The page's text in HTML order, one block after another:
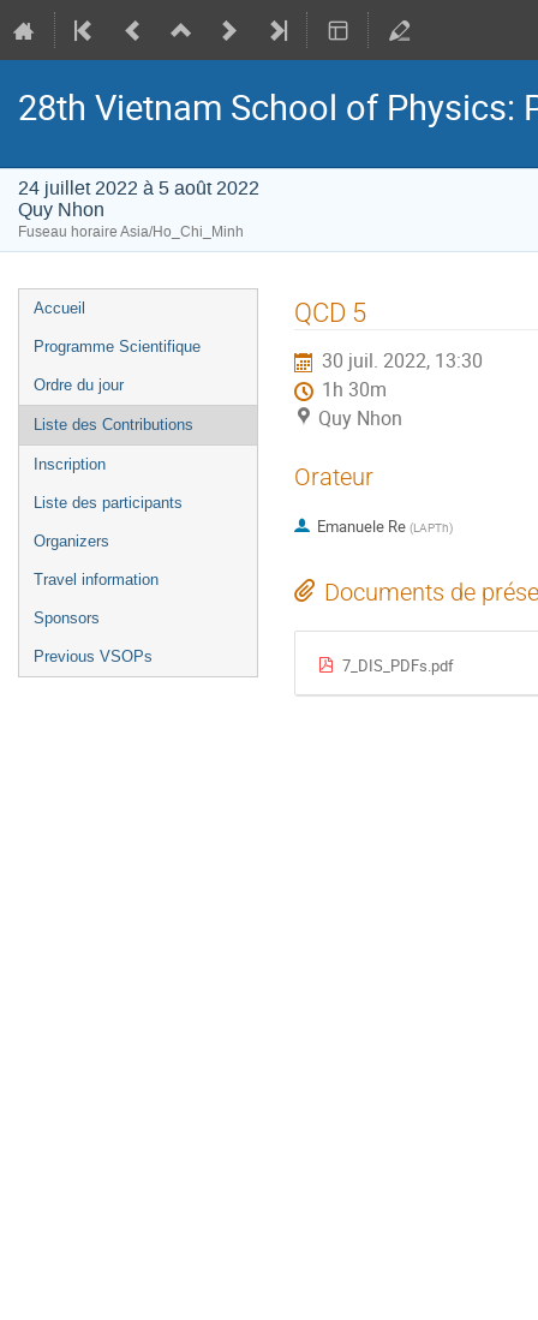
28th Vietnam School of Physics:
24 juillet 2022 à 5 août 2022
Quy Nhon
Fuseau horaire Asia/Ho_Chi_Minh
Menu
de
Accueil
Programme Scientifique
Ordre du jour
Liste des Contributions
Inscription
Liste des participants
Organizers
Travel information
Sponsors
Previous VSOPs
QCD 5
30 juil. 2022, 13:30
1h 30m
Quy Nhon
Orateur
Emanuele Re (LAPTh)
Documents de
7_DIS_PDFs.pdf